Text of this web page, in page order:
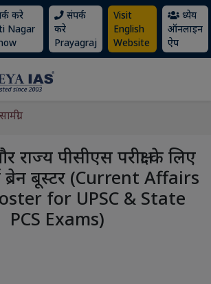
करे
Nagar
संपर्क
करे
Prayagraj
Visit
English
Website
ध्येय
ऑनलाइन
ऐप
पीसीएस परीक्षा के लिए
बूस्टर (Current Affairs
for UPSC & State
PCS Exams)